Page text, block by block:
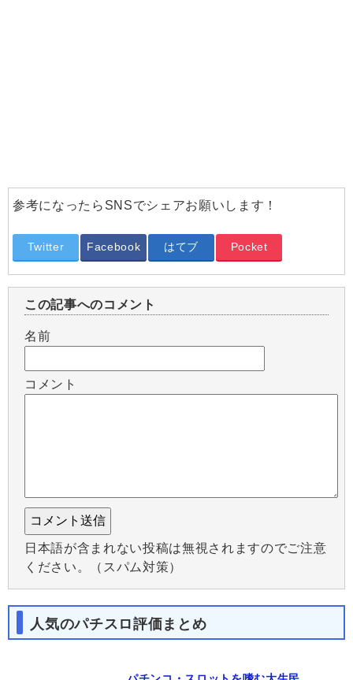
参考になったらSNSでシェアお願いします！
Twitter Facebook はてブ Pocket
この記事へのコメント
名前
コメント
日本語が含まれない投稿は無視されますのでご注意
ください。（スパム対策）
人気のパチスロ評価まとめ